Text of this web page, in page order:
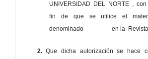
UNIVERSIDAD DEL NORTE , con
fin de que se utilice el
denominado en la Revista
2. Que dicha autorización se hace